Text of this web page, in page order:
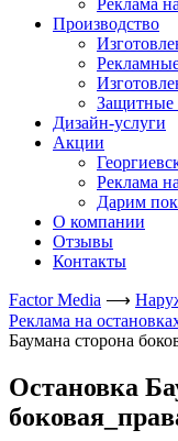
Реклама
Производство
Защитные
Дизайн-услуги
Акции
Реклама
Дарим
О компании
Отзывы
Контакты
Factor Media ⟶
Реклама на
Баумана сторона
Остановка